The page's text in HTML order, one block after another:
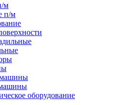
м
п/м
оборудование